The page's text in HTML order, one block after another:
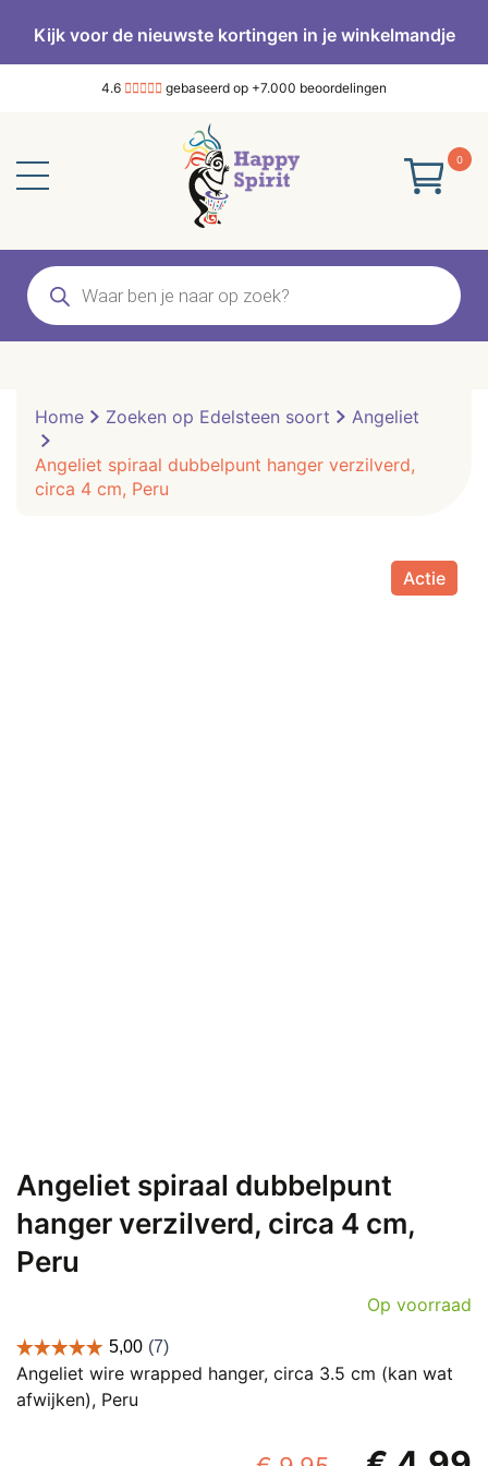
Kijk voor de nieuwste kortingen in je winkelmandje
4.6 gebaseerd op +7.000 beoordelingen
0
Producten
zoeken
Home Zoeken op Edelsteen soort Angeliet
Angeliet spiraal dubbelpunt hanger verzilverd,
circa 4 cm, Peru
Actie
Angeliet spiraal dubbelpunt
hanger verzilverd, circa 4 cm,
Peru
Op voorraad
Angeliet wire wrapped hanger, circa 3.5 cm (kan wat
afwijken), Peru